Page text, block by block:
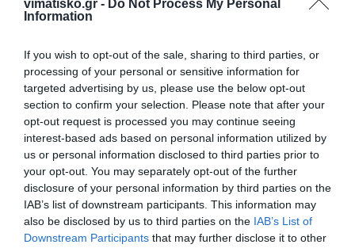
vimatisko.gr - Do Not Process My Personal
Information
If you wish to opt-out of the sale, sharing to third parties, or
processing of your personal or sensitive information for
targeted advertising by us, please use the below opt-out
section to confirm your selection. Please note that after your
opt-out request is processed you may continue seeing
interest-based ads based on personal information utilized by
us or personal information disclosed to third parties prior to
your opt-out. You may separately opt-out of the further
disclosure of your personal information by third parties on the
IAB’s list of downstream participants. This information may
also be disclosed by us to third parties on the IAB’s List of
Downstream Participants that may further disclose it to other
τα πακέτα και τις προσφορές, στην ιστοσελίδα
grecotel.com, από τη Δευτέρα 18/5/2020.
Η ανωνυμία είναι το καλύτερο κρησφύγετο δειλίας και
χυδαιότητας!
Σχόλια 0